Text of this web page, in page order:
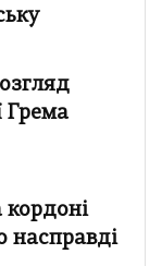
Грема
кордоні